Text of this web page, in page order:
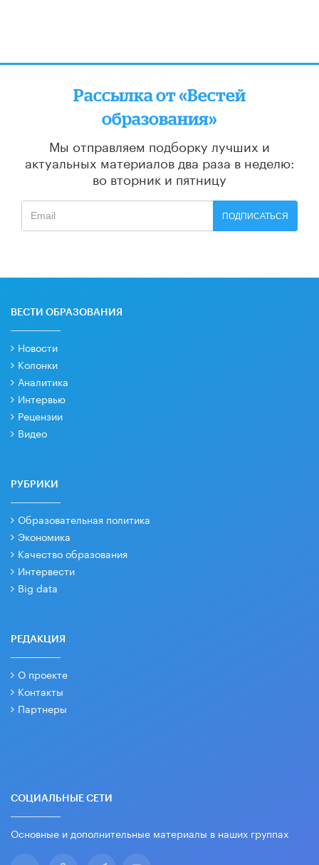
Рассылка от «Вестей
образования»
Мы отправляем подборку лучших и
актуальных материалов два раза в неделю:
во вторник и пятницу
ПОДПИСАТЬСЯ
ВЕСТИ ОБРАЗОВАНИЯ
Новости
Колонки
Аналитика
Интервью
Рецензии
Видео
РУБРИКИ
Образовательная политика
Экономика
Качество образования
Интервести
Big data
РЕДАКЦИЯ
О проекте
Контакты
Партнеры
СОЦИАЛЬНЫЕ СЕТИ
Основные и дополнительные материалы в наших группах